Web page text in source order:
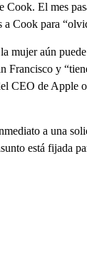
Cook. El mes
Cook para
mujer aún
Francisco y
CEO de Apple
a una
está fijada